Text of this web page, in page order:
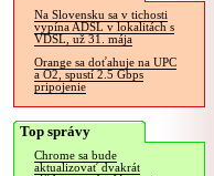
Na Slovensku sa v tichosti
vypína ADSL v lokalitách s
VDSL, už 31. mája
Orange sa doťahuje na UPC
a O2, spustí 2.5 Gbps
pripojenie
Top správy
Chrome sa bude
aktualizovať dvakrát